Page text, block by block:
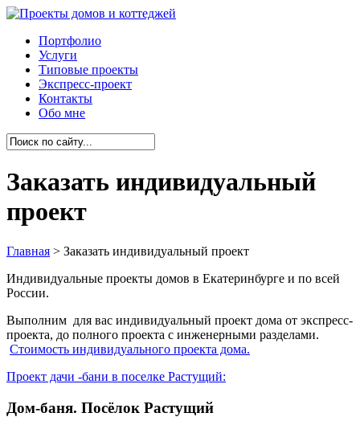
Портфолио
Услуги
Типовые проекты
Экспресс-проект
Контакты
Обо мне
Заказать индивидуальный
проект
Главная > Заказать индивидуальный проект
Индивидуальные проекты домов в Екатеринбурге и по всей
России.
Выполним для вас индивидуальный проект дома от экспресс-
проекта, до полного проекта с инженерными разделами.
Стоимость индивидуального проекта дома.
Проект дачи -бани в поселке Растущий:
Дом-баня. Посёлок Растущий